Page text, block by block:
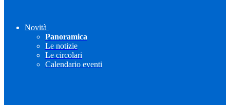
Novità
Panoramica
Le notizie
Le circolari
Calendario eventi